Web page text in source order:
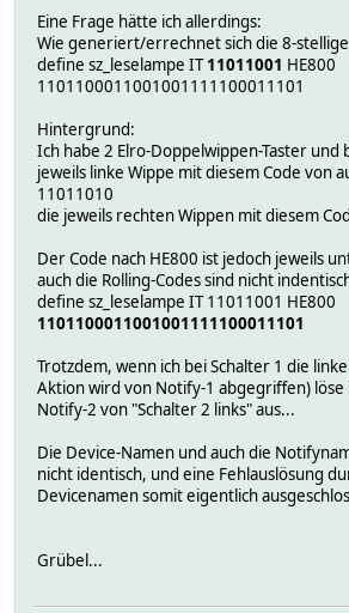
Eine Frage hätte ich allerdings:
Wie generiert/errechnet sich die 8-
define sz_leselampe IT11011001 HE800
1101100011001001111100011101
Hintergrund:
Ich habe 2 Elro-Doppelwippen-Taster und
jeweils linke Wippe mit diesem Code von
11011010
die jeweils rechten Wippen mit diesem
Der Code nach HE800 ist jedoch jeweils
auch die Rolling-Codes sind nicht
define sz_leselampe IT 11011001 HE800
1101100011001001111100011101
Trotzdem, wenn ich bei Schalter 1 die
Aktion wird von Notify-1 abgegriffen) löse
Notify-2 von "Schalter 2 links" aus...
Die Device-Namen und auch die
nicht identisch, und eine Fehlauslösung
Devicenamen somit eigentlich
Grübel...